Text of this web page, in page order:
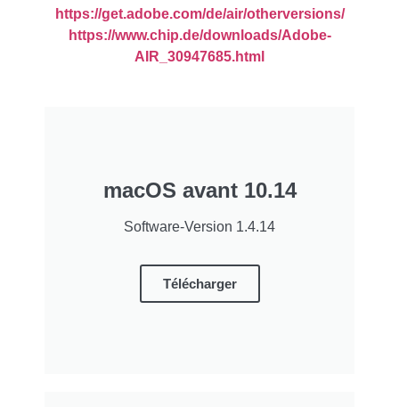
https://get.adobe.com/de/air/otherversions/
https://www.chip.de/downloads/Adobe-
AIR_30947685.html
macOS avant 10.14
Software-Version 1.4.14
Télécharger